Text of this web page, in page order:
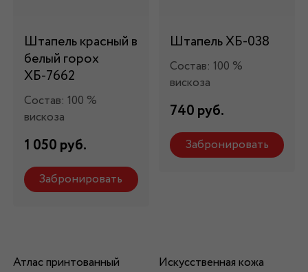
Штапель красный в
белый горох
ХБ-7662
Состав: 100 %
вискоза
1 050 руб.
Забронировать
Штапель ХБ-038
Состав: 100 %
вискоза
740 руб.
Забронировать
Атлас принтованный
Искусственная кожа